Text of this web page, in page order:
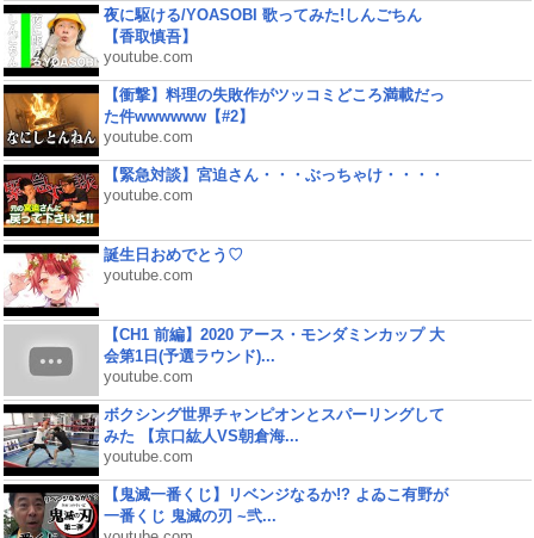
夜に駆ける/YOASOBI 歌ってみた!しんごちん
【香取慎吾】
youtube.com
【衝撃】料理の失敗作がツッコミどころ満載だっ
た件wwwwww【#2】
youtube.com
【緊急対談】宮迫さん・・・ぶっちゃけ・・・・
youtube.com
誕生日おめでとう♡
youtube.com
【CH1 前編】2020 アース・モンダミンカップ 大
会第1日(予選ラウンド)...
youtube.com
ボクシング世界チャンピオンとスパーリングして
みた 【京口紘人VS朝倉海...
youtube.com
【鬼滅一番くじ】リベンジなるか!? よゐこ有野が
一番くじ 鬼滅の刃 ~弐...